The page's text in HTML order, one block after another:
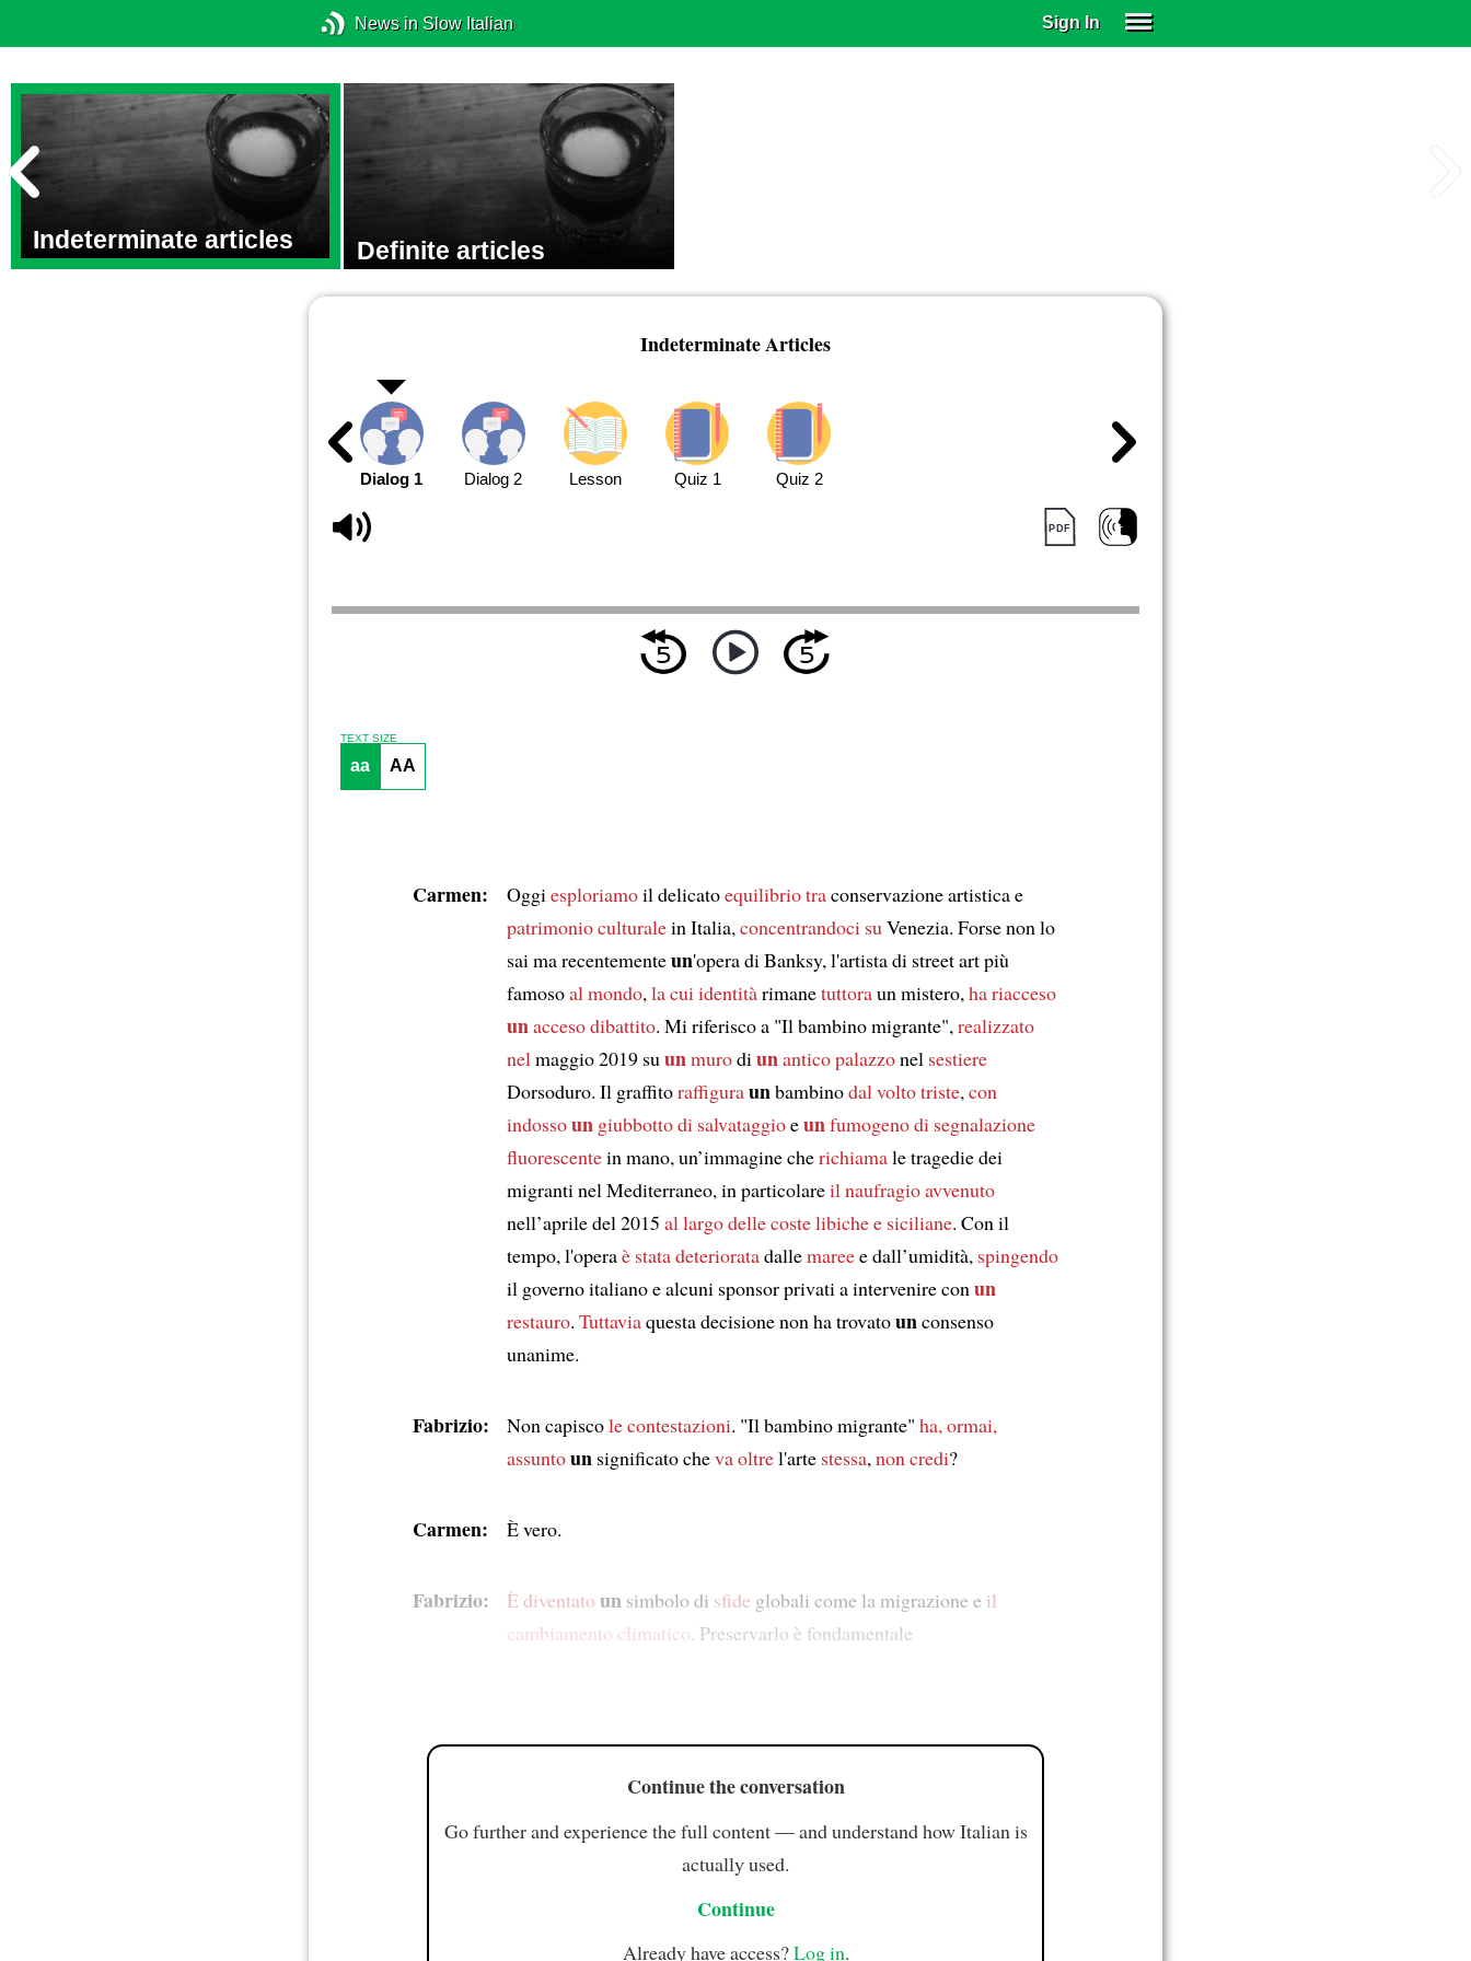
News in Slow Italian Sign In
Indeterminate articles Definite articles
Indeterminate Articles
Dialog 1 Dialog 2 Lesson Quiz 1 Quiz 2
TEXT SIZE
aa AA
Carmen: Oggi esploriamoil delicatoequilibrio traconservazione artistica e
patrimonio culturalein Italia, concentrandoci su Venezia. Forse non lo
sai ma recentementeun'opera di Banksy, l'artista di street art più
famosoal mondo, la cui identitàrimanetuttoraun mistero, ha riacceso
unacceso dibattito. Mi riferisco a "Il bambino migrante", realizzato
nel maggio 2019 su unmurodi unantico palazzonel sestiere
Dorsoduro. Il graffitoraffiguraunbambinodal volto triste, con
indossoun giubbotto di salvataggioeunfumogeno di segnalazione
fluorescentein mano, un’immagine cherichiamale tragedie dei
migranti nel Mediterraneo, in particolareil naufragio avvenuto
nell’aprile del 2015 al largo delle coste libiche e siciliane. Con il
tempo, l'operaè stata deterioratadallemareee dall’umidità, spingendo
il governo italiano e alcuni sponsor privati a intervenire con un
restauro. Tuttaviaquesta decisione non ha trovatounconsenso
unanime.
Fabrizio: Non capiscole contestazioni. "Il bambino migrante" ha, ormai,
assuntoun significato cheva oltrel'arte stessa, non credi?
Carmen: È vero.
Fabrizio: È diventato un simbolo di sfide globali come la migrazione e il
cambiamento climatico. Preservarlo è fondamentale
Continue the conversation
Go further and experience the full content — and understand how Italian is
actually used.
Continue
Already have access?Log in.